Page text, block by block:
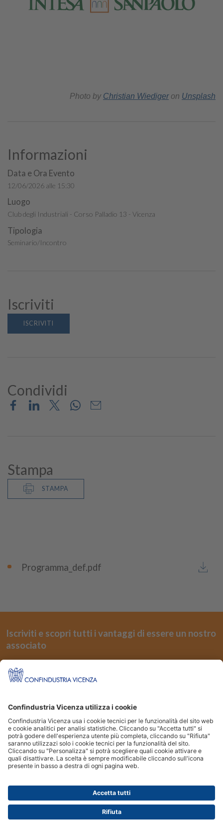
Photo by Christian Wiedigeron Unsplash
Informazioni
Data e Ora Evento
12/06/2026 alle 15:30
Luogo
Club degli Industriali - Corso Palladio 13 - Vicenza
Tipologia
Seminario/Incontro
Iscriviti
ISCRIVITI
Condividi
Stampa
STAMPA
Programma_def.pdf
Iscriviti e scopri tutti i vantaggi di essere un nostro
associato
Seguici su
Siti Partner:
Niuko
Energindustria
Confindustria Vicenza Piazza Castello 3 36100 Vicenza | Tel.0444.232500|
assind@confindustria.vicenza.it
Posta Elettronica Certificata (PEC):assind@pec.confindustriavicenza.it|
Codice Fiscale: 80002370247 Copyright 2026 © Confindustria Vicenza. Tutti i